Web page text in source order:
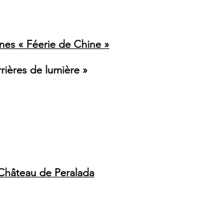
« Féerie de Chine »
de lumière »
de Peralada